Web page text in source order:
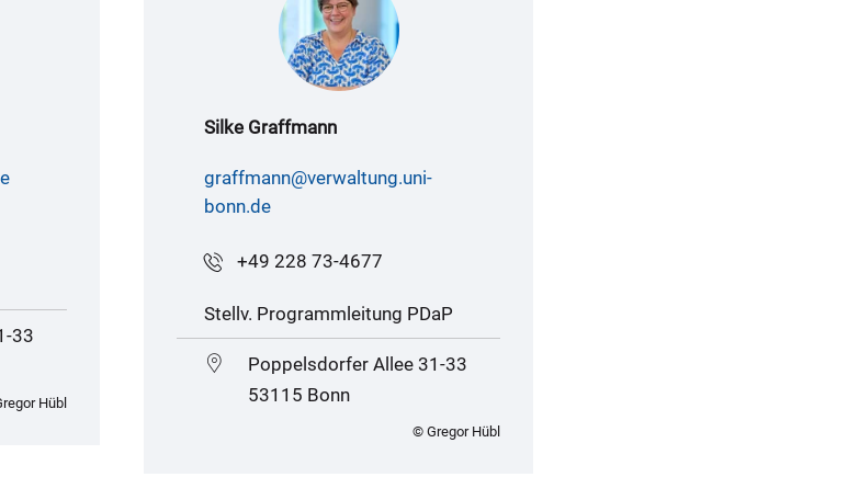
33
Hübl
Silke Graffmann
graffmann@verwaltung.uni-
bonn.de
+49 228 73-4677
Stellv. Programmleitung PDaP
Poppelsdorfer Allee 31-33
53115 Bonn
© Gregor Hübl